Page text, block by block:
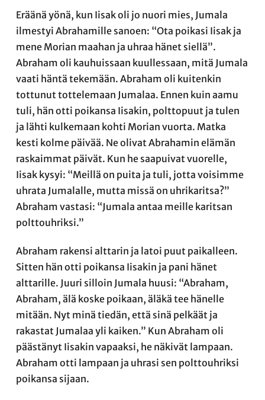
Eräänä yönä, kun Iisak oli jo nuori mies, Jumala
ilmestyi Abrahamille sanoen: “Ota poikasi Iisak ja
mene Morian maahan ja uhraa hänet siellä”.
Abraham oli kauhuissaan kuullessaan, mitä Jumala
vaati häntä tekemään. Abraham oli kuitenkin
tottunut tottelemaan Jumalaa. Ennen kuin aamu
tuli, hän otti poikansa Iisakin, polttopuut ja tulen
ja lähti kulkemaan kohti Morian vuorta. Matka
kesti kolme päivää. Ne olivat Abrahamin elämän
raskaimmat päivät. Kun he saapuivat vuorelle,
Iisak kysyi: “Meillä on puita ja tuli, jotta voisimme
uhrata Jumalalle, mutta missä on uhrikaritsa?”
Abraham vastasi: “Jumala antaa meille karitsan
polttouhriksi.”
Abraham rakensi alttarin ja latoi puut paikalleen.
Sitten hän otti poikansa Iisakin ja pani hänet
alttarille. Juuri silloin Jumala huusi: “Abraham,
Abraham, älä koske poikaan, äläkä tee hänelle
mitään. Nyt minä tiedän, että sinä pelkäät ja
rakastat Jumalaa yli kaiken.” Kun Abraham oli
päästänyt Iisakin vapaaksi, he näkivät lampaan.
Abraham otti lampaan ja uhrasi sen polttouhriksi
poikansa sijaan.